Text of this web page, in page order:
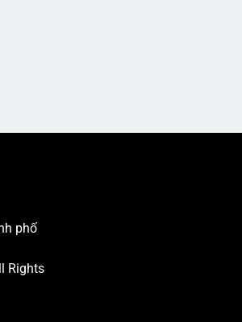
phố
Rights